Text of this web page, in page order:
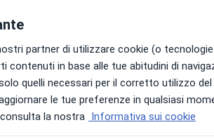
Non ci sono agende disponibili!
di attivare le prenotazioni online
partner di utilizzare cookie (o
in base alle tue abitudini di
quelli necessari per il corretto utilizzo
le tue preferenze in qualsiasi
la nostra Informativa sui cookie